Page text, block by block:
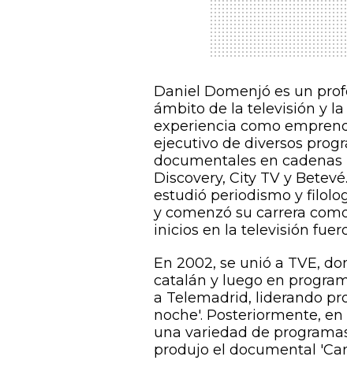
Daniel Domenjó es un
ámbito de la televisión y
experiencia como
ejecutivo de diversos
documentales en cadenas
Discovery, City TV y
estudió periodismo y
y comenzó su carrera
inicios en la televisión
En 2002, se unió a TVE,
catalán y luego en
a Telemadrid, liderando
noche'. Posteriormente,
una variedad de
produjo el documental